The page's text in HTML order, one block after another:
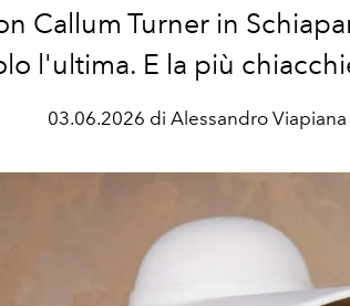
Callum Turner in
l'ultima. E la più
03.06.2026 di Alessandro Viapiana